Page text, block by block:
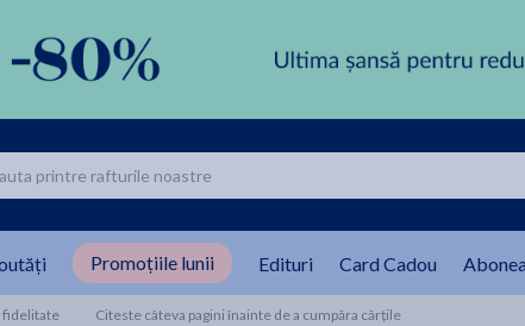
Promoțiile lunii Edituri Card Cadou
fidelitate Citeste câteva pagini înainte de a cumpăra cărțile